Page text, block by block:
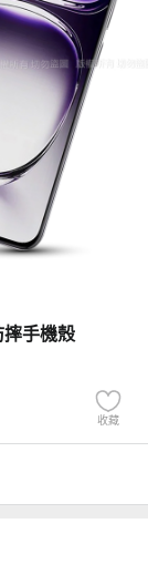
手機殼
收藏